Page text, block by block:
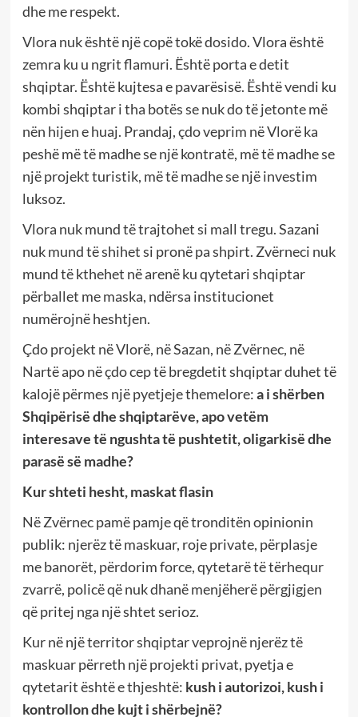
dhe me respekt.
Vlora nuk është një copë tokë dosido. Vlora është
zemra ku u ngrit flamuri. Është porta e detit
shqiptar. Është kujtesa e pavarësisë. Është vendi ku
kombi shqiptar i tha botës se nuk do të jetonte më
nën hijen e huaj. Prandaj, çdo veprim në Vlorë ka
peshë më të madhe se një kontratë, më të madhe se
një projekt turistik, më të madhe se një investim
luksoz.
Vlora nuk mund të trajtohet si mall tregu. Sazani
nuk mund të shihet si pronë pa shpirt. Zvërneci nuk
mund të kthehet në arenë ku qytetari shqiptar
përballet me maska, ndërsa institucionet
numërojnë heshtjen.
Çdo projekt në Vlorë, në Sazan, në Zvërnec, në
Nartë apo në çdo cep të bregdetit shqiptar duhet të
kalojë përmes një pyetjeje themelore:a i shërben
Shqipërisë dhe shqiptarëve, apo vetëm
interesave të ngushta të pushtetit, oligarkisë dhe
parasë së madhe?
Kur shteti hesht, maskat flasin
Në Zvërnec pamë pamje që tronditën opinionin
publik: njerëz të maskuar, roje private, përplasje
me banorët, përdorim force, qytetarë të tërhequr
zvarrë, policë që nuk dhanë menjëherë përgjigjen
që pritej nga një shtet serioz.
Kur në një territor shqiptar veprojnë njerëz të
maskuar përreth një projekti privat, pyetja e
qytetarit është e thjeshtë: kush i autorizoi, kush i
kontrollon dhe kujt i shërbejnë?